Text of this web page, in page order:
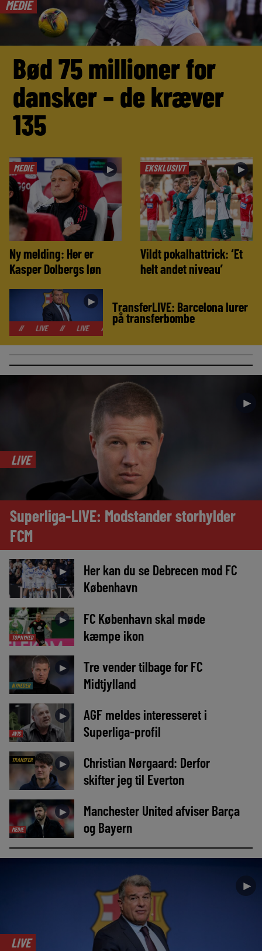
MEDIE
Bød 75 millioner for
dansker – de kræver
135
MEDIE ►
Ny melding: Her er
Kasper Dolbergs løn
EKSKLUSIVT ►
Vildt pokalhattrick: ‘Et
helt andet niveau’
►
LIVE LIVE
TransferLIVE: Barcelona lurer
på transferbombe
►
LIVE
Superliga-LIVE: Modstander storhylder
FCM
►
Her kan du se Debrecen mod FC
København
TOPNYHED
►
FC København skal møde
kæmpe ikon
NYHEDER
►
Tre vender tilbage for FC
Midtjylland
AVIS
►
AGF meldes interesseret i
Superliga-profil
TRANSFER ►
Christian Nørgaard: Derfor
skifter jeg til Everton
MEDIE
►
Manchester United afviser Barça
og Bayern
►
LIVE